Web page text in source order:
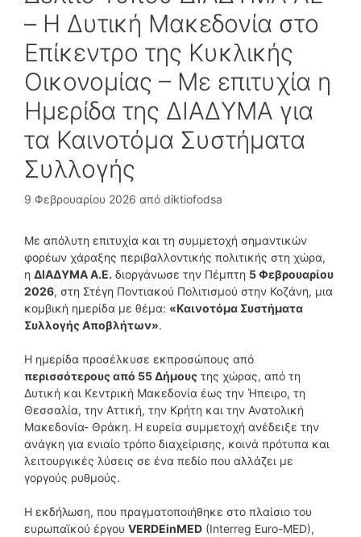
– Η Δυτική Μακεδονία στο
Επίκεντρο της Κυκλικής
Οικονομίας – Με επιτυχία η
Ημερίδα της ΔΙΑΔΥΜΑ για
τα Καινοτόμα Συστήματα
Συλλογής
9 Φεβρουαρίου 2026 από diktiofodsa
Με απόλυτη επιτυχία και τη συμμετοχή σημαντικών
φορέων χάραξης περιβαλλοντικής πολιτικής στη χώρα,
η ΔΙΑΔΥΜΑ Α.Ε. διοργάνωσε την Πέμπτη 5 Φεβρουαρίου
2026, στη Στέγη Ποντιακού Πολιτισμού στην Κοζάνη, μια
κομβική ημερίδα με θέμα: «Καινοτόμα Συστήματα
Συλλογής Αποβλήτων».
Η ημερίδα προσέλκυσε εκπροσώπους από
περισσότερους από 55 Δήμους της χώρας, από τη
Δυτική και Κεντρική Μακεδονία έως την Ήπειρο, τη
Θεσσαλία, την Αττική, την Κρήτη και την Ανατολική
Μακεδονία- Θράκη. Η ευρεία συμμετοχή ανέδειξε την
ανάγκη για ενιαίο τρόπο διαχείρισης, κοινά πρότυπα και
λειτουργικές λύσεις σε ένα πεδίο που αλλάζει με
γοργούς ρυθμούς.
Η εκδήλωση, που πραγματοποιήθηκε στο πλαίσιο του
ευρωπαϊκού έργου VERDEinMED (Interreg Euro-MED),